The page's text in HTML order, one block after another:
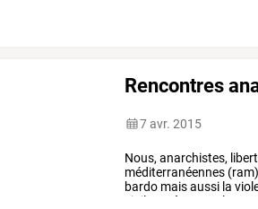
Rencontres
7 avr. 2015
Nous, anarchistes,
méditerranéennes
bardo maisaussi la
vigilants
à la